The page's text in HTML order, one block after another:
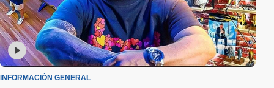
INFORMACIÓN GENERAL